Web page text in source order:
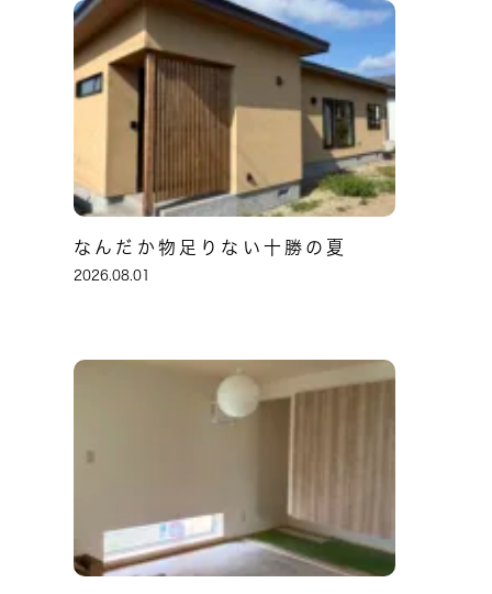
なんだか物足りない十勝の夏
2026.08.01